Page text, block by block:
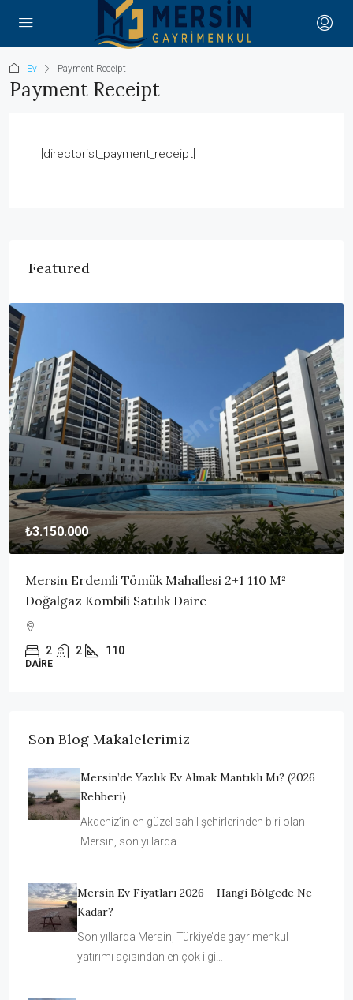
Ev Payment Receipt
Payment Receipt
[directorist_payment_receipt]
Featured
₺3.150.000
Mersin Erdemli Tömük Mahallesi 2+1 110 M²
Doğalgaz Kombili Satılık Daire
2 2 110
DAIRE
Son Blog Makalelerimiz
Mersin’de Yazlık Ev Almak Mantıklı Mı? (2026
Rehberi)
Akdeniz’in en güzel sahil şehirlerinden biri olan
Mersin, son yıllarda…
Mersin Ev Fiyatları 2026 – Hangi Bölgede Ne
Kadar?
Son yıllarda Mersin, Türkiye’de gayrimenkul
yatırımı açısından en çok ilgi…